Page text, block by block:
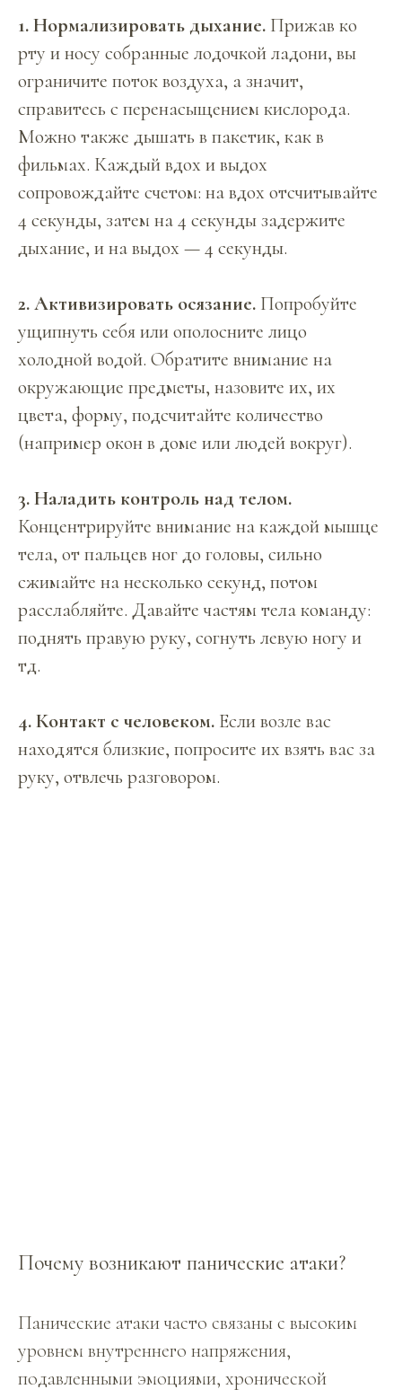
1. Нормализировать дыхание. Прижав ко
рту и носу собранные лодочкой ладони, вы
ограничите поток воздуха, а значит,
справитесь с перенасыщением кислорода.
Можно также дышать в пакетик, как в
фильмах. Каждый вдох и выдох
сопровождайте счетом: на вдох отсчитывайте
4 секунды, затем на 4 секунды задержите
дыхание, и на выдох — 4 секунды.
2. Активизировать осязание. Попробуйте
ущипнуть себя или ополосните лицо
холодной водой. Обратите внимание на
окружающие предметы, назовите их, их
цвета, форму, подсчитайте количество
(например окон в доме или людей вокруг).
3. Наладить контроль над телом.
Концентрируйте внимание на каждой мышце
тела, от пальцев ног до головы, сильно
сжимайте на несколько секунд, потом
расслабляйте. Давайте частям тела команду:
поднять правую руку, согнуть левую ногу и
тд.
4. Контакт с человеком. Если возле вас
находятся близкие, попросите их взять вас за
руку, отвлечь разговором.
Почему возникают панические атаки?
Панические атаки часто связаны с высоким
уровнем внутреннего напряжения,
подавленными эмоциями, хронической